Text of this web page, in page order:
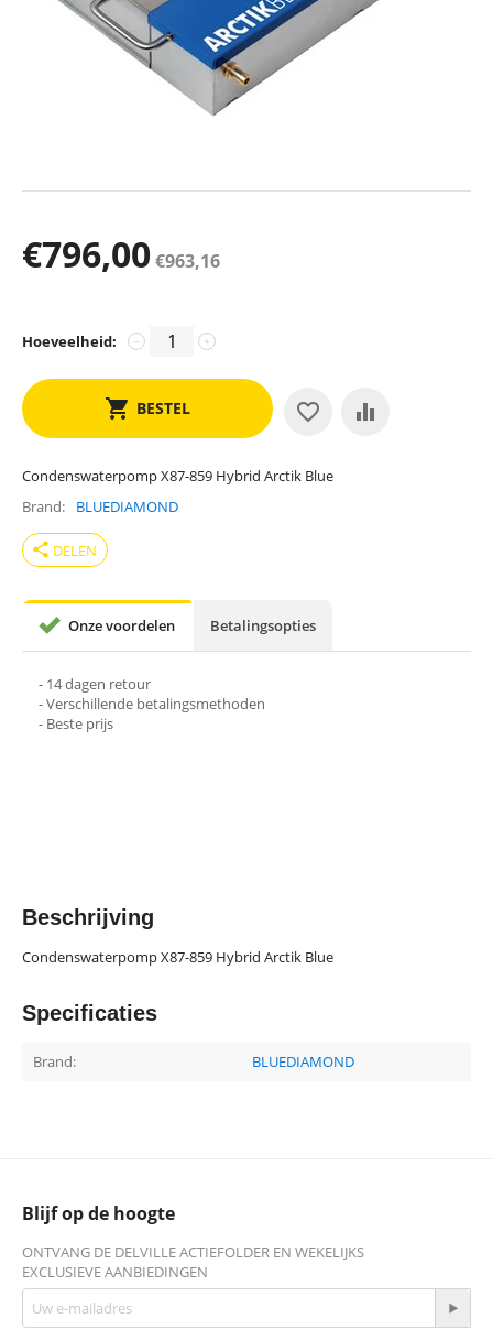
€796,00€963,16
Hoeveelheid: +
−
BESTEL
Condenswaterpomp X87-859 Hybrid Arctik Blue
Brand
BLUEDIAMOND
share DELEN
Onze voordelen Betalingsopties
- 14 dagen retour
- Verschillende betalingsmethoden
- Beste prijs
Beschrijving
Condenswaterpomp X87-859 Hybrid Arctik Blue
Specificaties
Brand: BLUEDIAMOND
Blijf op de hoogte
ONTVANG DE DELVILLE ACTIEFOLDER EN WEKELIJKS
EXCLUSIEVE AANBIEDINGEN